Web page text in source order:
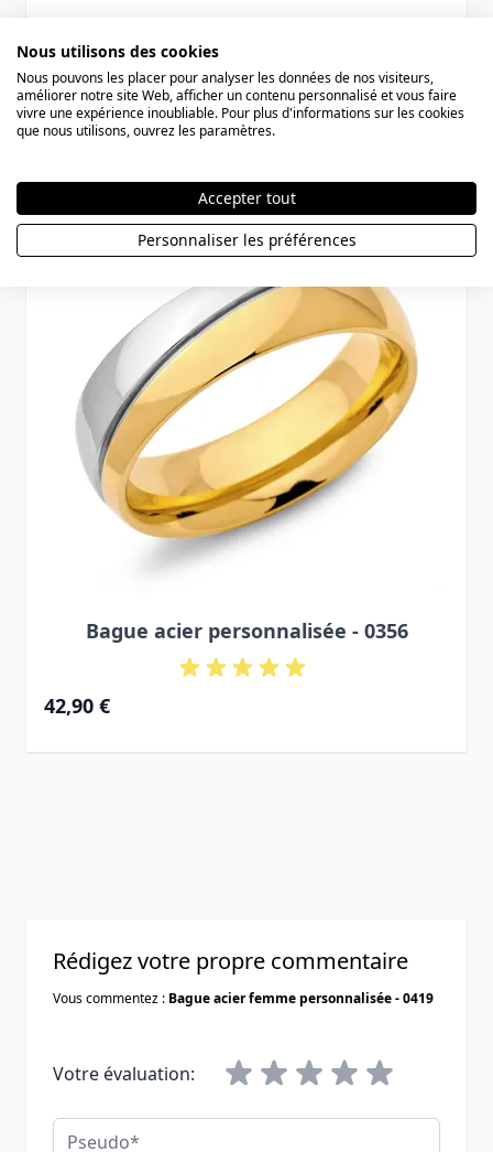
Autres variations
Press to skip carousel
Bague acier personnalisée - 0356
42,90 €
Rédigez votre propre commentaire
Vous commentez : Bague acier femme personnalisée - 0419
Votre évaluation:
Pseudo
Nous utilisons des cookies
Nous pouvons les placer pour analyser les données de nos visiteurs,
améliorer notre site Web, afficher un contenu personnalisé et vous faire
vivre une expérience inoubliable. Pour plus d'informations sur les cookies
que nous utilisons, ouvrez les paramètres.
Accepter tout
Personnaliser les préférences